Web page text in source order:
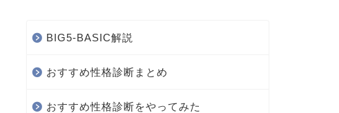
BIG5-BASIC解説
おすすめ性格診断まとめ
おすすめ性格診断をやってみた